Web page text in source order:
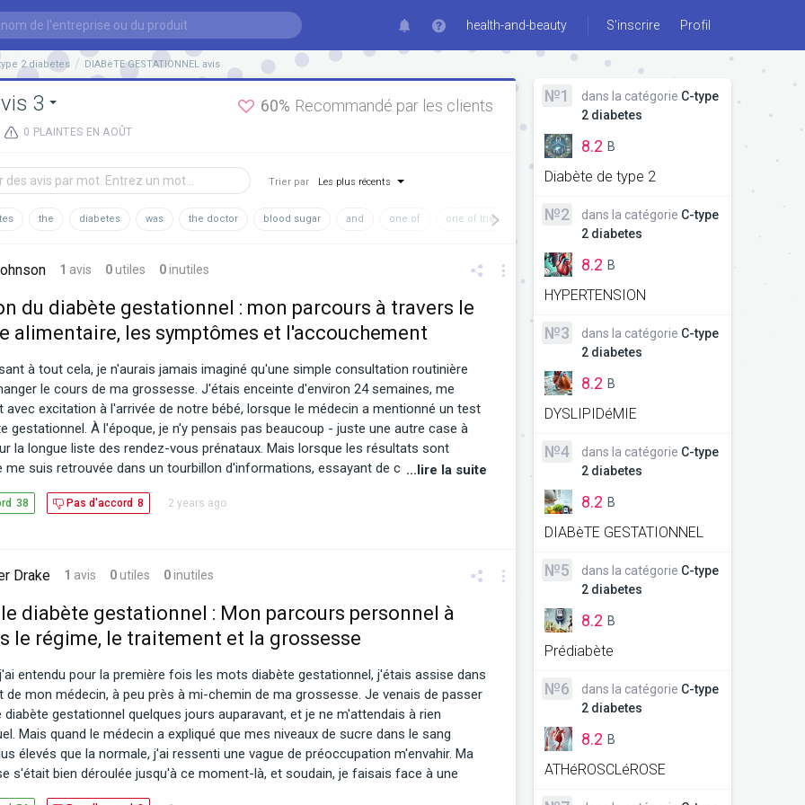
health-and-beauty S'inscrire Profil
2 diabetes DIABèTE GESTATIONNEL avis
3 60% Recommandé par les clients
0 PLAINTES EN AOÛT
Trier par Les plus récents
the diabetes was the doctor blood sugar and one of one of the but but it and the
1 avis 0utiles 0inutiles
du diabète gestationnel : mon parcours à travers le
alimentaire, les symptômes et l'accouchement
à tout cela, je n'aurais jamais imaginé qu'une simple consultation routinière
le cours de ma grossesse. J'étais enceinte d'environ 24 semaines, me
avec excitation à l'arrivée de notre bébé, lorsque le médecin a mentionné un test
gestationnel. À l'époque, je n'y pensais pas beaucoup - juste une autre case à
la longue liste des rendez-vous prénataux. Mais lorsque les résultats sont
me suis retrouvée dans un tourbillon d'informations, essayant de comprendre ce
était la quantité de conseils et d'opinions contradictoires. Du diagnostic du
d'autres femmes qui avaient traversé cela. C'était réconfortant de
je n'étais pas seule, mais c'était aussi accablant d'essayer de démêler tout cela.
est rapidement devenue un enjeu central, et j'étais particulièrement
par la façon dont d'autres femmes en Inde géraient leurs régimes alimentaires.
plongée dans des discussions sur des collations adaptées au diabète
à la mode indienne, essayant d'adapter des plats traditionnels à mes nouveaux
L'un des plus grands défis était de trouver le bon équilibre. Je
constamment un plan de régime diabète gestationnel pendant la grossesse qui
aliments que j'aimais tout en gardant mes niveaux de sucre dans le sang sous
naviguant dans cette nouvelle réalité, je ne pouvais m'empêcher de me
ce que seraient mes futures grossesses. J'ai commencé à faire des recherches
de prévenir le diabète gestationnel lors d'une deuxième grossesse, dans l'espoir
...lire la suite
38 Pas d'accord 8 2 years ago
Drake 1 avis 0utiles 0inutiles
diabète gestationnel : Mon parcours personnel à
le régime, le traitement et la grossesse
entendu pour la première fois les mots diabète gestationnel, j'étais assise dans
de mon médecin, à peu près à mi-chemin de ma grossesse. Je venais de passer
diabète gestationnel quelques jours auparavant, et je ne m'attendais à rien
Mais quand le médecin a expliqué que mes niveaux de sucre dans le sang
élevés que la normale, j'ai ressenti une vague de préoccupation m'envahir. Ma
s'était bien déroulée jusqu'à ce moment-là, et soudain, je faisais face à une
№1 dans la catégorie C-type
2 diabetes
8.2 B
Diabète de type 2
№2 dans la catégorie C-type
2 diabetes
8.2 B
HYPERTENSION
№3 dans la catégorie C-type
2 diabetes
8.2 B
DYSLIPIDéMIE
№4 dans la catégorie C-type
2 diabetes
8.2 B
DIABèTE GESTATIONNEL
№5 dans la catégorie C-type
2 diabetes
8.2 B
Prédiabète
№6 dans la catégorie C-type
2 diabetes
8.2 B
ATHéROSCLéROSE